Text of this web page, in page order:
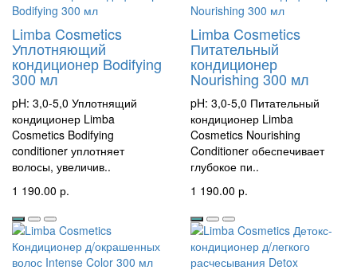
Limba Cosmetics
Уплотняющий
кондиционер Bodifying
300 мл
pH: 3,0-5,0 Уплотнящий
кондиционер Limba
Cosmetics Bodifying
conditioner уплотняет
волосы, увеличив..
1 190.00 р.
Limba Cosmetics
Питательный
кондиционер
Nourishing 300 мл
pH: 3,0-5,0 Питательный
кондиционер Limba
Cosmetics Nourishing
Conditioner обеспечивает
глубокое пи..
1 190.00 р.